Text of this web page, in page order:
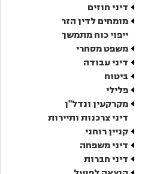
דיני חוזים
מומחים לדין הזר
ייפוי כוח מתמשך
משפט מסחרי
דיני עבודה
ביטוח
פלילי
מקרקעין ונדל"ן
דיני צרכנות ותיירות
קניין רוחני
דיני משפחה
דיני חברות